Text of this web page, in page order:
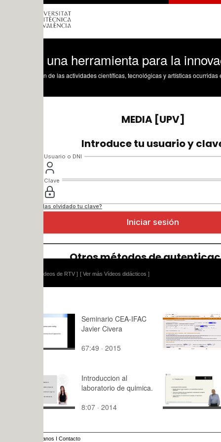
herramienta para la innovación
de las actividades científicas, tecnológicas y artísticas ocurridas en los tres
[ Ver más Vídeos didácticos ]
Seminario CEA-IFAC
Javier Civera
67:49 · 2015
-
2:,0 · 2024
Introduccion al
laboratorio de quimica.
8:07 · 2014
Tema 4:
7:04 · 2016